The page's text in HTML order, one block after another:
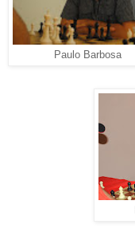
Paulo Barbosa